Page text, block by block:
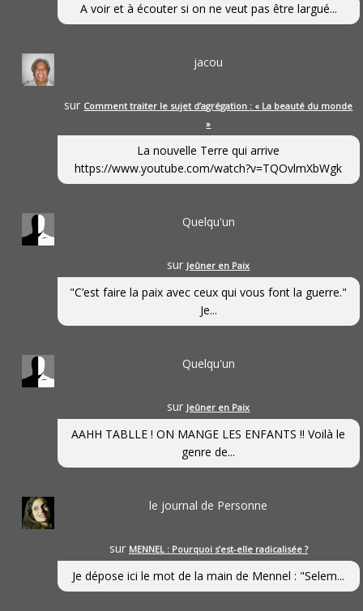
A voir et à écouter si on ne veut pas être largué...
jacou
sur Comment traiter le sujet d’agrégation : « La beauté du monde
»
La nouvelle Terre qui arrive
https://www.youtube.com/watch?v=TQOvlmXbWgk
Quelqu'un
sur Jeûner en Paix
"C’est faire la paix avec ceux qui vous font la guerre."
Je...
Quelqu'un
sur Jeûner en Paix
AAHH TABLLE ! ON MANGE LES ENFANTS !! Voilà le
genre de...
le journal de Personne
sur MENNEL : Pourquoi s’est-elle radicalisée ?
Je dépose ici le mot de la main de Mennel : "Selem...